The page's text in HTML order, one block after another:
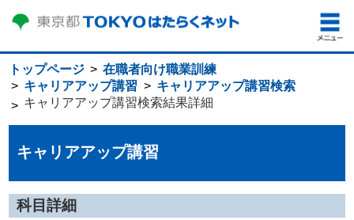
トップページ
在職者向け職業訓練
キャリアアップ講習
キャリアアップ講習検索
キャリアアップ講習検索結果詳細
キャリアアップ講習
科目詳細